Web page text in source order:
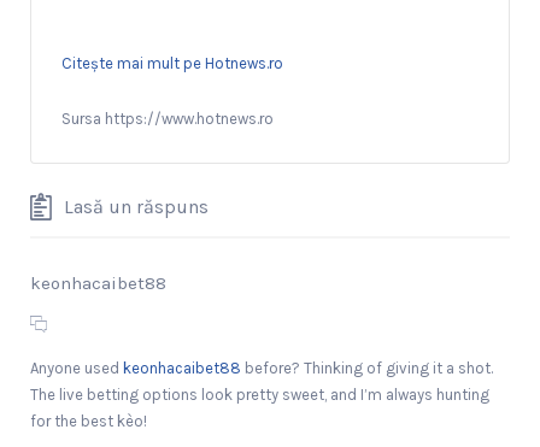
Citește mai mult pe Hotnews.ro
Sursa https://www.hotnews.ro
Lasă un răspuns
keonhacaibet88
Anyone used keonhacaibet88 before? Thinking of giving it a shot.
The live betting options look pretty sweet, and I’m always hunting
for the best kèo!